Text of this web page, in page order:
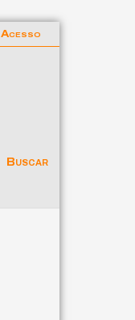
Buscar
Acesso